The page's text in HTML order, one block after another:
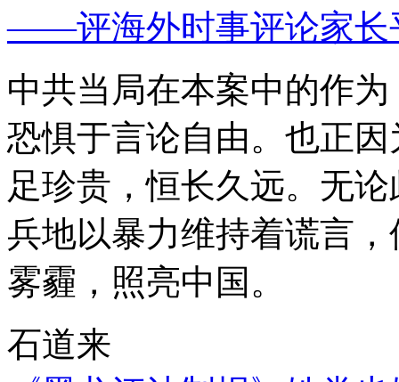
——评海外时事评论家长
中共当局在本案中的作
恐惧于言论自由。也正
足珍贵，恒长久远。无
兵地以暴力维持着谎言
雾霾，照亮中国。
石道来